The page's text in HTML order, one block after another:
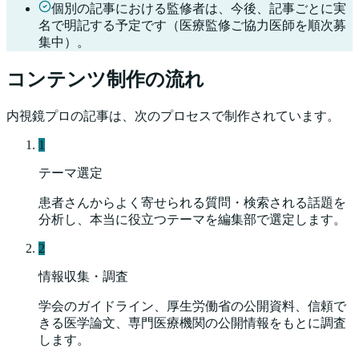
個別の記事における監修者は、今後、記事ごとに実
名で明記する予定です（医療監修ご協力医師を順次募
集中）。
コンテンツ制作の流れ
内視鏡プロの記事は、次のプロセスで制作されています。
1
テーマ選定
患者さんからよく寄せられる質問・検索される話題を
分析し、本当に役立つテーマを編集部で選定します。
2
情報収集・調査
学会のガイドライン、厚生労働省の公開資料、信頼で
きる医学論文、専門医療機関の公開情報をもとに調査
します。